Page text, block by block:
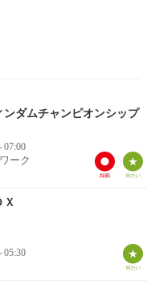
ンダムチャンピオンシップ
07:00
ーク
05:30